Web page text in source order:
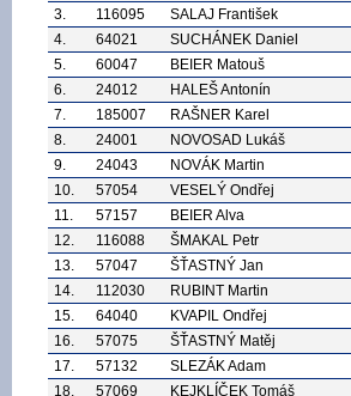
3.
116095 SALAJ František
4.
64021 SUCHÁNEK Daniel
5.
60047 BEIER Matouš
6.
24012 HALEŠ Antonín
7.
185007 RAŠNER Karel
8.
24001 NOVOSAD Lukáš
9.
24043 NOVÁK Martin
10.
57054 VESELÝ Ondřej
11.
57157 BEIER Alva
12.
116088 ŠMAKAL Petr
13.
57047 ŠŤASTNÝ Jan
14.
112030 RUBINT Martin
15.
64040 KVAPIL Ondřej
16.
57075 ŠŤASTNÝ Matěj
17.
57132 SLEZÁK Adam
18.
57069 KEJKLÍČEK Tomáš